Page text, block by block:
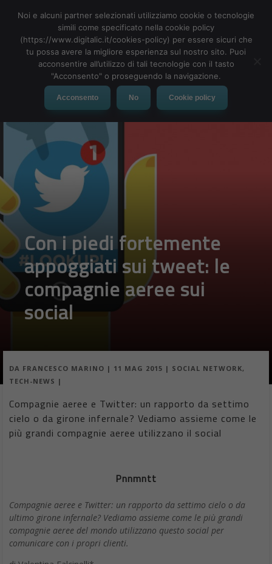
MENU
Con i piedi fortemente
appoggiati sui tweet: le
compagnie aeree sui
social
DA FRANCESCO MARINO | 11 MAG 2015 | SOCIAL NETWORK,
TECH-NEWS |
Compagnie aeree e Twitter: un rapporto da settimo
cielo o da girone infernale? Vediamo assieme come le
più grandi compagnie aeree utilizzano il social
Pnnmntt
Compagnie aeree e Twitter: un rapporto da settimo cielo o da
ultimo girone infernale? Vediamo assieme come le più grandi
compagnie aeree del mondo utilizzano questo social per
comunicare con i propri clienti.
Noi e alcuni partner selezionati utilizziamo cookie o tecnologie
simili come specificato nella cookie policy
(https://www.digitalic.it/cookies-policy) per essere sicuri che
tu possa avere la migliore esperienza sul nostro sito. Puoi
acconsentire all’utilizzo di tali tecnologie con il tasto
"Acconsento" o proseguendo la navigazione.
Acconsento No Cookie policy